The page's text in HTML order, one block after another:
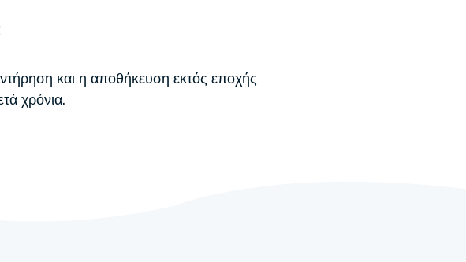
και η αποθήκευση εκτός εποχής
χρόνια.